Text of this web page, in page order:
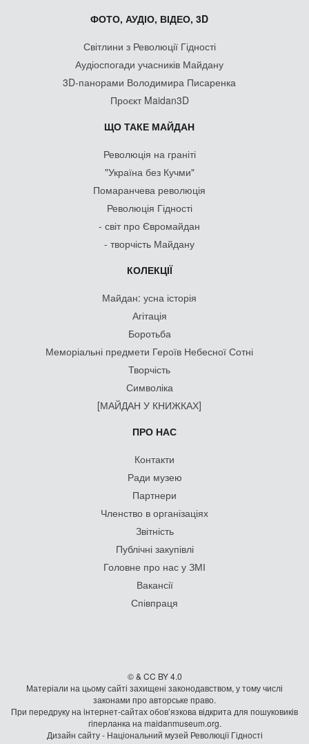
ФОТО, АУДІО, ВІДЕО, 3D
Світлини з Революції Гідності
Аудіоспогади учасників Майдану
3D-панорами Володимира Писаренка
Проєкт Maidan3D
ЩО ТАКЕ МАЙДАН
Революція на граніті
"Україна без Кучми"
Помаранчева революція
Революція Гідності
- світ про Євромайдан
- творчість Майдану
КОЛЕКЦІЇ
Майдан: усна історія
Агітація
Боротьба
Меморіальні предмети Героїв Небесної Сотні
Творчість
Символіка
[МАЙДАН У КНИЖКАХ]
ПРО НАС
Контакти
Ради музею
Партнери
Членство в організаціях
Звітність
Публічні закупівлі
Головне про нас у ЗМІ
Вакансії
Співпраця
© & CC BY 4.0
Матеріали на цьому сайті захищені законодавством, у тому числі
законами про авторське право.
При передруку на iнтернет-сайтах обов’язкова відкрита для пошуковиків
гiперланка на maidanmuseum.org.
Дизайн сайту - Національний музей Революції Гідності